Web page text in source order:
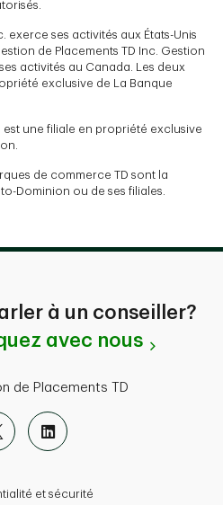
exerce ses activités aux États-Unis
de Placements TD Inc. Gestion
activités au Canada. Les deux
exclusive de La Banque
est une filiale en propriété exclusive
de commerce TD sont la
Dominion ou de ses filiales.
à un conseiller?
avec nous
de Placements TD
et sécurité